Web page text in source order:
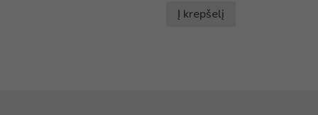
Į krepšelį